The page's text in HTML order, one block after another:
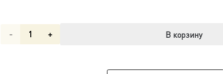
Количество
В корзину